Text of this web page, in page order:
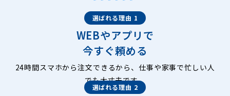
選ばれる理由 1
WEBやアプリで
今すぐ頼める
24時間スマホから注文できるから、仕事や家事で忙しい人
でも大丈夫です。
選ばれる理由 2